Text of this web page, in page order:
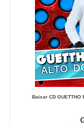
Baixar CD GUETTHO